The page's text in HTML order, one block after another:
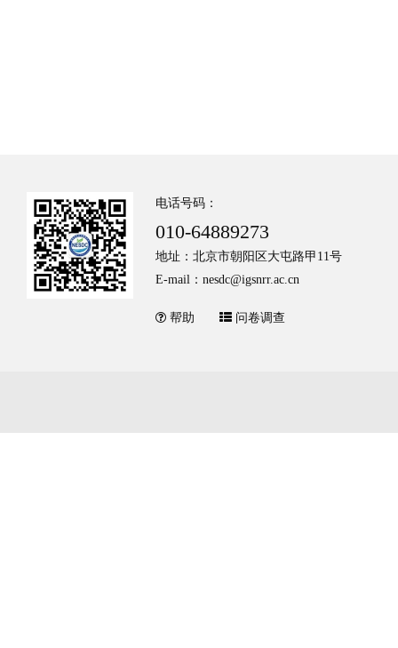
电话号码：
010-64889273
地址：北京市朝阳区大屯路甲11号
E-mail：nesdc@igsnrr.ac.cn
帮助 问卷调查